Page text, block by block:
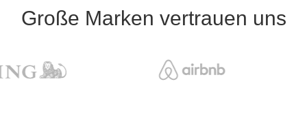
Große Marken vertrauen uns